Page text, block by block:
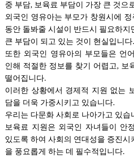
중 부담, 보육료 부담이 가장 큰 것으
외국인 영유아는 부모가 창원시에
동안 돌봐줄 시설이 반드시 필요하
큰 부담이 되고 있는 것이 현실입니다.
또한 외국인 영유아의 부모들은 언
인해 적절한 정보를 찾기 어렵고, 보
떨어집니다.
이러한 상황에서 경제적 지원 없는
담을 더욱 가중시키고 있습니다.
우리는 다문화 사회로 나아가고 있습
보육료 지원은 외국인 자녀들이 안
있도록 하여 사회의 연대성을 증진시
을 풍요롭게 하는 데 필수적입니다.